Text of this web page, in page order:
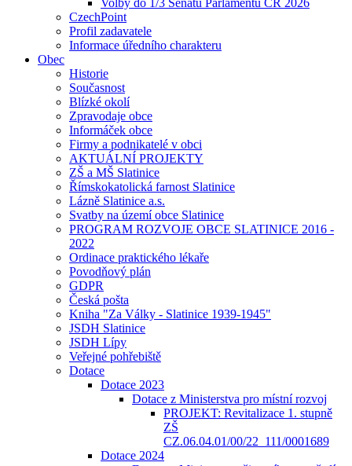
Volby do 1/3 Senátu Parlamentu ČR 2026
CzechPoint
Profil zadavatele
Informace úředního charakteru
Obec
Historie
Současnost
Blízké okolí
Zpravodaje obce
Informáček obce
Firmy a podnikatelé v obci
AKTUÁLNÍ PROJEKTY
ZŠ a MŠ Slatinice
Římskokatolická farnost Slatinice
Lázně Slatinice a.s.
Svatby na území obce Slatinice
PROGRAM ROZVOJE OBCE SLATINICE 2016 -
2022
Ordinace praktického lékaře
Povodňový plán
GDPR
Česká pošta
Kniha "Za Války - Slatinice 1939-1945"
JSDH Slatinice
JSDH Lípy
Veřejné pohřebiště
Dotace
Dotace 2023
Dotace z Ministerstva pro místní rozvoj
PROJEKT: Revitalizace 1. stupně
ZŠ
CZ.06.04.01/00/22_111/0001689
Dotace 2024